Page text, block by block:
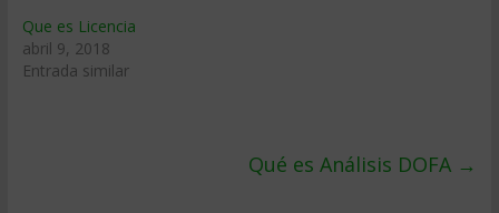
Que es Licencia
abril 9, 2018
Entrada similar
Qué es Análisis DOFA →